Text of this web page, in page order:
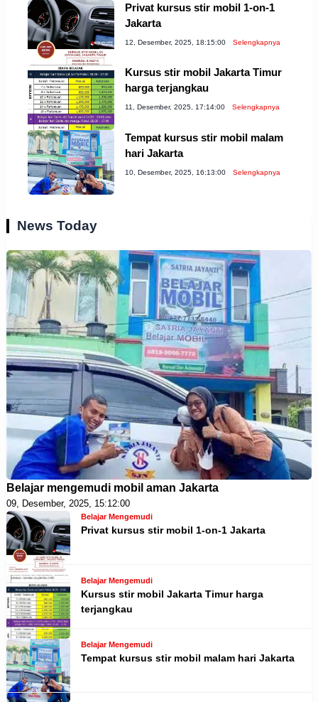
Privat kursus stir mobil 1-on-1
Jakarta
12, Desember, 2025, 18:15:00 Selengkapnya
Kursus stir mobil Jakarta Timur
harga terjangkau
11, Desember, 2025, 17:14:00 Selengkapnya
Tempat kursus stir mobil malam
hari Jakarta
10, Desember, 2025, 16:13:00 Selengkapnya
News Today
Belajar mengemudi mobil aman Jakarta
09, Desember, 2025, 15:12:00
Belajar Mengemudi
Privat kursus stir mobil 1-on-1 Jakarta
Belajar Mengemudi
Kursus stir mobil Jakarta Timur harga
terjangkau
Belajar Mengemudi
Tempat kursus stir mobil malam hari Jakarta